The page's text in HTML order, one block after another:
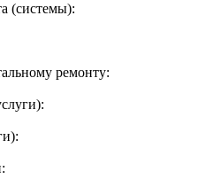
(системы):
ремонту: